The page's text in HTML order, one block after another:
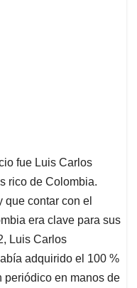
fue Luis Carlos
rico de Colombia.
que contar con el
era clave para sus
Luis Carlos
adquirido el 100 %
periódico en manos de